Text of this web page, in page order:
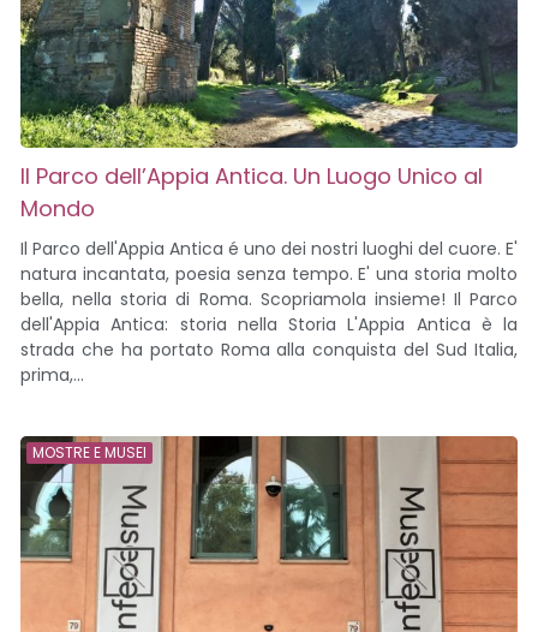
Il Parco dell’Appia Antica. Un Luogo Unico al
Mondo
Il Parco dell'Appia Antica é uno dei nostri luoghi del cuore. E'
natura incantata, poesia senza tempo. E' una storia molto
bella, nella storia di Roma. Scopriamola insieme! Il Parco
dell'Appia Antica: storia nella Storia L'Appia Antica è la
strada che ha portato Roma alla conquista del Sud Italia,
prima,...
MOSTRE E MUSEI